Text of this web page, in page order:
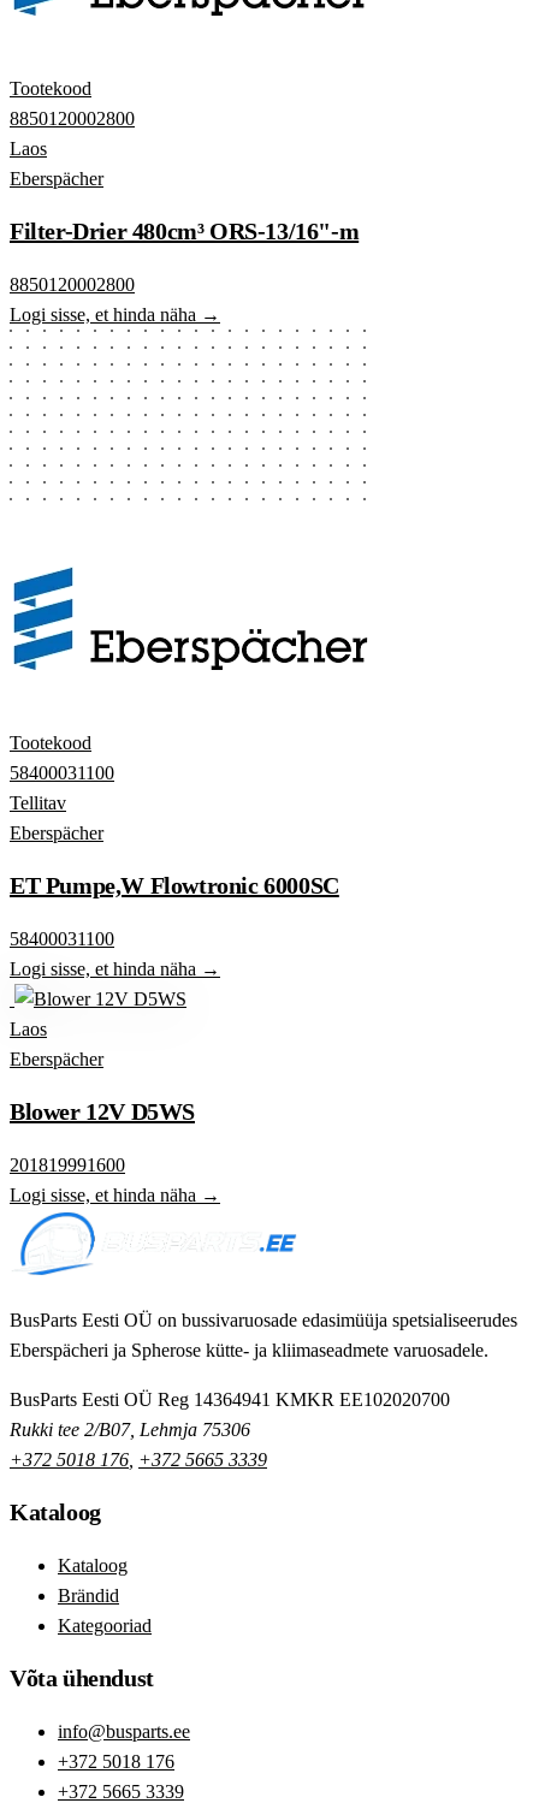
Tootekood
8850120002800
Laos
Eberspächer
Filter-Drier 480cm³ ORS-13/16"-m
8850120002800
Logi sisse, et hinda näha →
Tootekood
58400031100
Tellitav
Eberspächer
ET Pumpe,W Flowtronic 6000SC
58400031100
Logi sisse, et hinda näha →
Laos
Eberspächer
Blower 12V D5WS
201819991600
Logi sisse, et hinda näha →
BusParts Eesti OÜ on bussivaruosade edasimüüja spetsialiseerudes
Eberspächeri ja Spherose kütte- ja kliimaseadmete varuosadele.
BusParts Eesti OÜ Reg 14364941 KMKR EE102020700
Rukki tee 2/B07, Lehmja 75306
+372 5018 176 +372 5665 3339
Kataloog
Kataloog
Brändid
Kategooriad
Võta ühendust
info@busparts.ee
+372 5018 176
+372 5665 3339